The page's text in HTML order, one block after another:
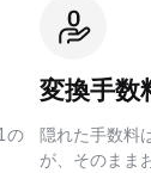
の
変換手数
隠れた手数料
が、そのまま